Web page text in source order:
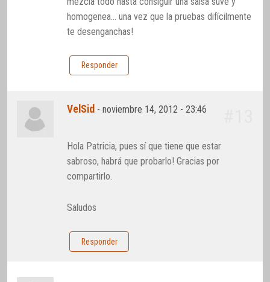
homogenea… una vez que la pruebas difícilmente
te desenganchas!
Responder
VelSid -noviembre 14, 2012 - 23:46
Hola Patricia, pues sí que tiene que estar
sabroso, habrá que probarlo! Gracias por
compartirlo.
Saludos
Responder